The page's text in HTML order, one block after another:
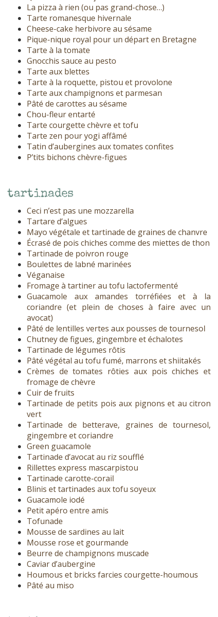
La pizza à rien (ou pas grand-chose…)
Tarte romanesque hivernale
Cheese-cake herbivore au sésame
Pique-nique royal pour un départ en Bretagne
Tarte à la tomate
Gnocchis sauce au pesto
Tarte aux blettes
Tarte à la roquette, pistou et provolone
Tarte aux champignons et parmesan
Pâté de carottes au sésame
Chou-fleur entarté
Tarte courgette chèvre et tofu
Tarte zen pour yogi affâmé
Tatin d’aubergines aux tomates confites
P’tits bichons chèvre-figues
tartinades
Ceci n’est pas une mozzarella
Tartare d’algues
Mayo végétale et tartinade de graines de chanvre
Écrasé de pois chiches comme des miettes de thon
Tartinade de poivron rouge
Boulettes de labné marinées
Véganaise
Fromage à tartiner au tofu lactofermenté
Guacamole aux amandes torréfiées et à la
coriandre (et plein de choses à faire avec un
avocat)
Pâté de lentilles vertes aux pousses de tournesol
Chutney de figues, gingembre et échalotes
Tartinade de légumes rôtis
Pâté végétal au tofu fumé, marrons et shiitakés
Crèmes de tomates rôties aux pois chiches et
fromage de chèvre
Cuir de fruits
Tartinade de petits pois aux pignons et au citron
vert
Tartinade de betterave, graines de tournesol,
gingembre et coriandre
Green guacamole
Tartinade d’avocat au riz soufflé
Rillettes express mascarpistou
Tartinade carotte-corail
Blinis et tartinades aux tofu soyeux
Guacamole iodé
Petit apéro entre amis
Tofunade
Mousse de sardines au lait
Mousse rose et gourmande
Beurre de champignons muscade
Caviar d’aubergine
Houmous et bricks farcies courgette-houmous
Pâté au miso